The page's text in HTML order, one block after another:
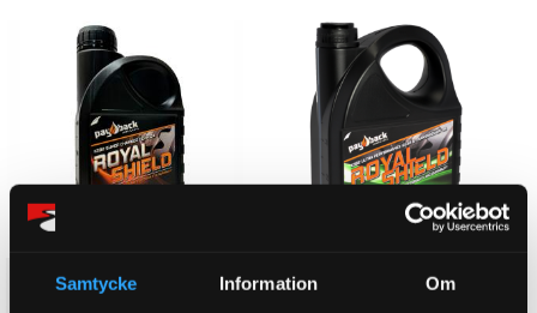
Samtycke Information Om
Växellådsolja ROYAL SHIELD
Växellådsolja ROYAL SHIELD